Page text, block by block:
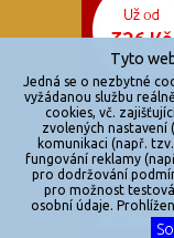
Jakékoliv užití
Tyto
Jedná se o nezbytné
vyžádanou službu
cookies, vč.
zvolených nastavení
komunikaci (např.
fungování reklamy
pro dodržování
pro možnost
osobní údaje.